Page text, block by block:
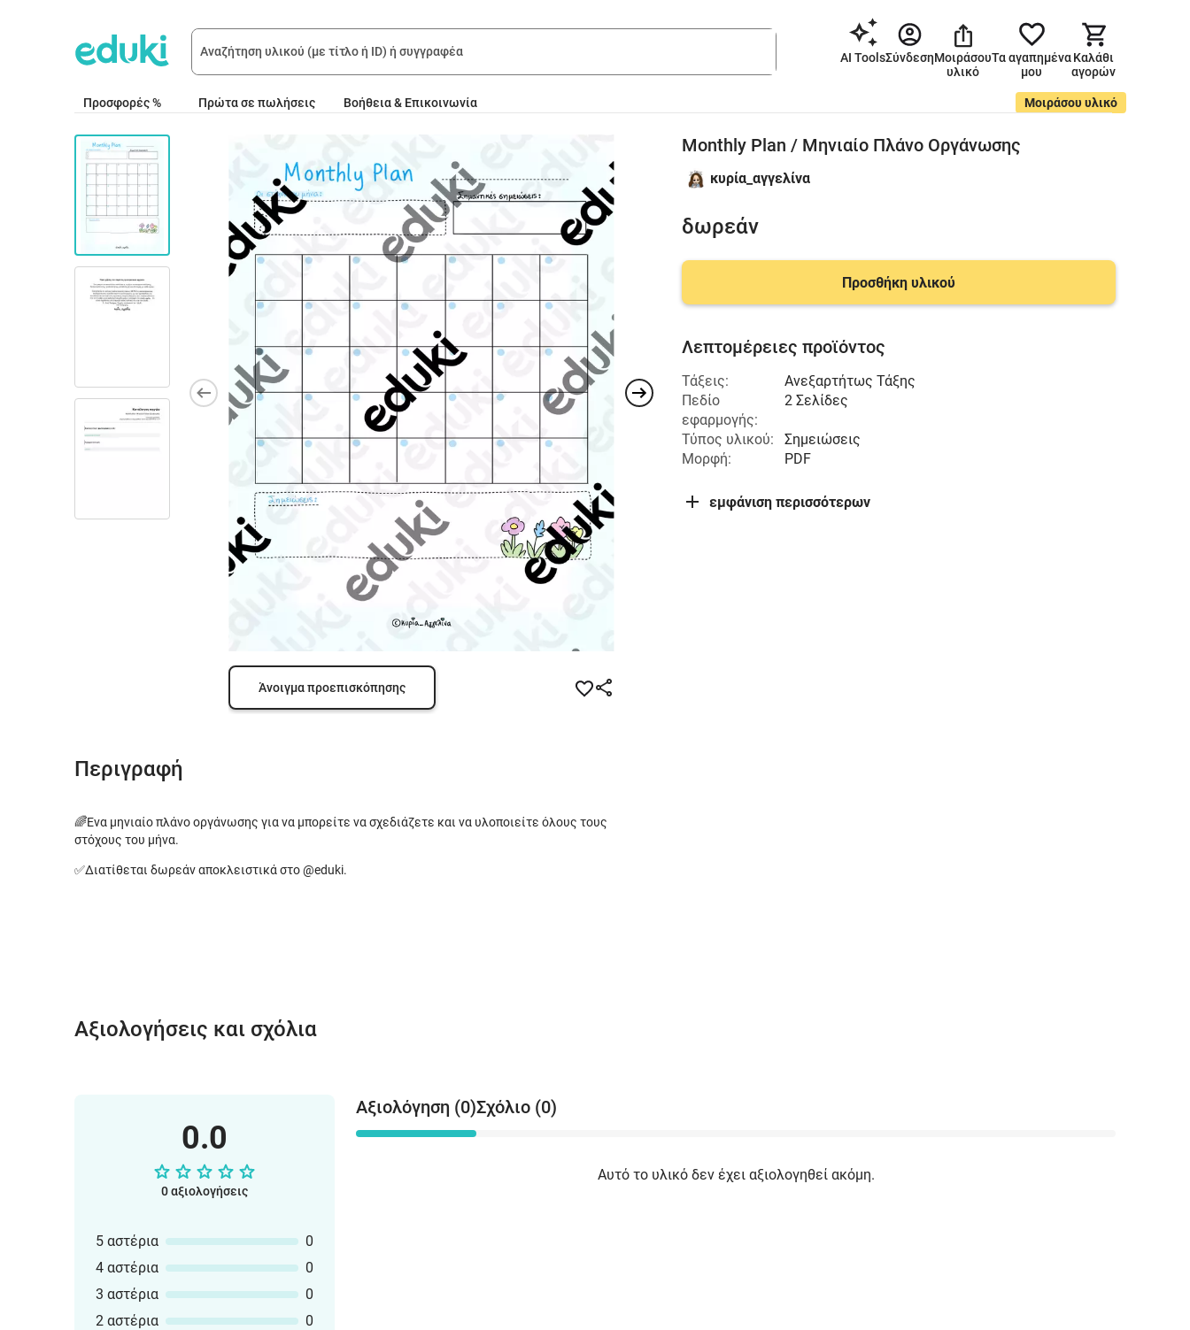
AI ToolsΣύνδεσηΜοιράσου
υλικό
Τα αγαπημένα
μου
Καλάθι
αγορών
Προσφορές % Πρώτα σε πωλήσεις Μοιράσου υλικό
Βοήθεια & Επικοινωνία
Άνοιγμα προεπισκόπησης
Περιγραφή
🌈Ένα μηνιαίο πλάνο οργάνωσης για να μπορείτε να σχεδιάζετε και να υλοποιείτε όλους τους
στόχους του μήνα.
✅Διατίθεται δωρεάν αποκλειστικά στο @eduki.
Monthly Plan / Μηνιαίο Πλάνο Οργάνωσης
κυρία_αγγελίνα
δωρεάν
Προσθήκη υλικού
Λεπτομέρειες προϊόντος
Τάξεις:
Ανεξαρτήτως Τάξης
Πεδίο
εφαρμογής:
2 Σελίδες
Τύπος υλικού:
Σημειώσεις
Μορφή:
PDF
εμφάνιση περισσότερων
Αξιολογήσεις και σχόλια
0.0
0 αξιολογήσεις
5 αστέρια
0
4 αστέρια
0
3 αστέρια
0
2 αστέρια
0
Αξιολόγηση (0)Σχόλιο (0)
Αυτό το υλικό δεν έχει αξιολογηθεί ακόμη.